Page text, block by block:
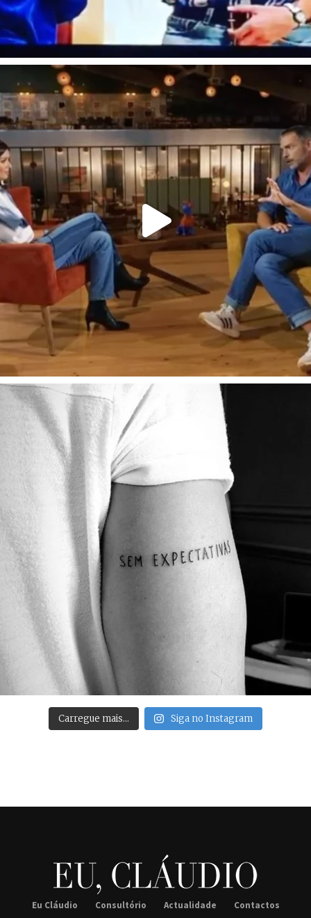
Carregue mais… Siga no Instagram
Eu Cláudio Consultório Actualidade Contactos